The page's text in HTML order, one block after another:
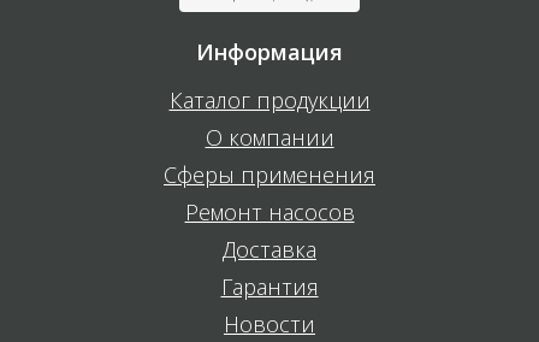
Информация
Каталог продукции
О компании
Сферы применения
Ремонт насосов
Доставка
Гарантия
Новости